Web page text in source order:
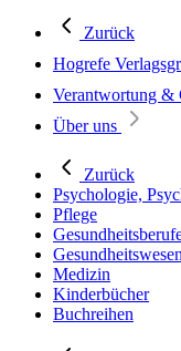
Zurück
Hogrefe
Verantwortung &
Über uns
Zurück
Psychologie,
Pflege
Gesundheitswesen
Medizin
Kinderbücher
Buchreihen